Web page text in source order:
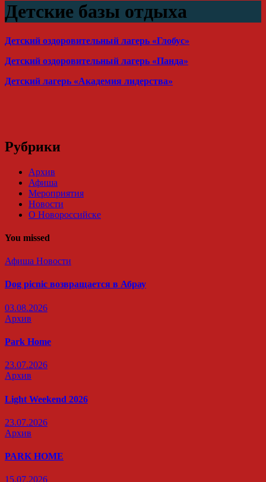
Детские базы отдыха
Детский оздоровительный лагерь «Глобус»
Детский оздоровительный лагерь «Панда»
Детский лагерь «Академия лидерства»
Рубрики
Архив
Афиша
Мероприятия
Новости
О Новороссийске
You missed
Афиша Новости
Dog picnic возвращается в Абрау
03.08.2026
Архив
Park Home
23.07.2026
Архив
Light Weekend 2026
23.07.2026
Архив
PARK HOME
15.07.2026